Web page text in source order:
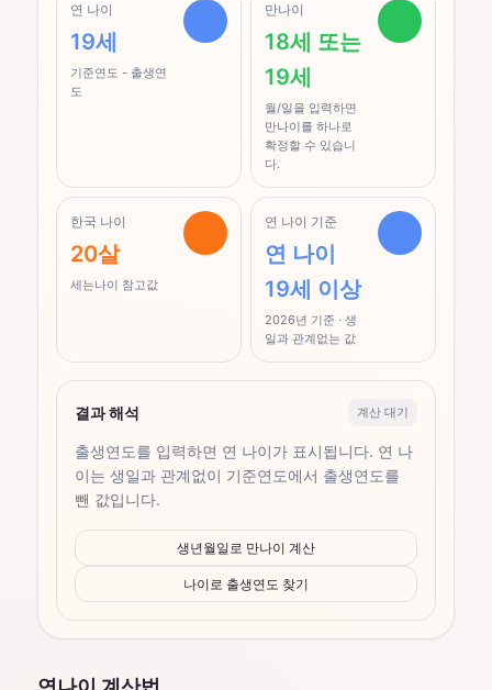
연 나이
19세
기준연도 - 출생연
도
만나이
18세 또는
19세
월/일을 입력하면
만나이를 하나로
확정할 수 있습니
다.
한국 나이
20살
세는나이 참고값
연 나이 기준
연 나이
19세 이상
2026년 기준 · 생
일과 관계없는 값
결과 해석 계산 대기
출생연도를 입력하면 연 나이가 표시됩니다. 연 나
이는 생일과 관계없이 기준연도에서 출생연도를
뺀 값입니다.
생년월일로 만나이 계산
나이로 출생연도 찾기